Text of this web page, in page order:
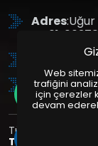
Adres
No:61,
: +90
GSM: +90
Tüm Hakları
Tasarım
Web
trafiğini
için çerezler
devam